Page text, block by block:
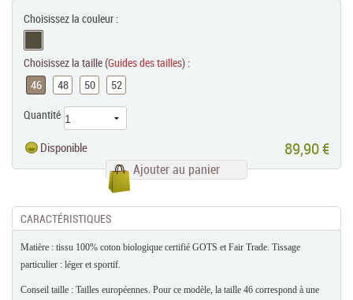
Choisissez la couleur :
Choisissez la taille (Guides des tailles) :
46
48 50
52
Quantité
Disponible 89,90 €
Ajouter au panier
CARACTÉRISTIQUES
Matière : tissu 100% coton biologique certifié GOTS et Fair Trade. Tissage
particulier : léger et sportif.
Conseil taille : Tailles européennes. Pour ce modèle, la taille 46 correspond à une